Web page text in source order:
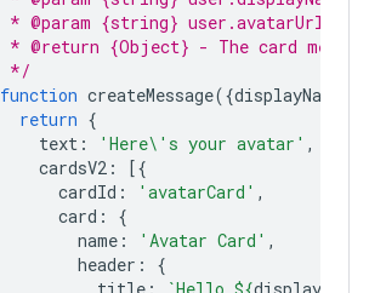
* @param {string} user.avatarUrl -
* @return {Object} - The card
*/
function createMessage({displayName
return {
text : 'Here\'s your avatar' ,
cardsV2 :
[{
cardId : 'avatarCard' ,
card :
{
name : 'Avatar Card' ,
header :
{